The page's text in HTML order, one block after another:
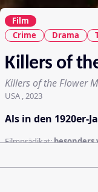
Film
Crime
Drama
Killers of
Killers of the Flower
USA , 2023
Als in den 1920er-
Filmprädikat: